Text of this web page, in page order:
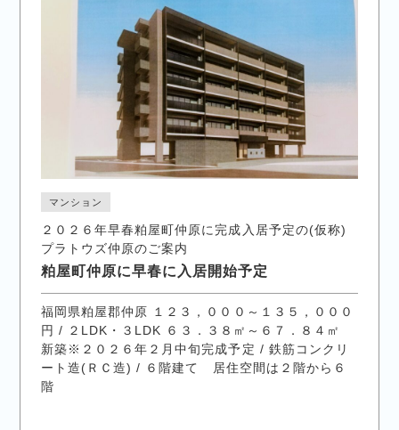
マンション
２０２６年早春粕屋町仲原に完成入居予定の(仮称)
プラトウズ仲原のご案内
粕屋町仲原に早春に入居開始予定
福岡県粕屋郡仲原 １２３，０００～１３５，０００
円 / ２LDK・３LDK ６３．３８㎡～６７．８４㎡
新築※２０２６年２月中旬完成予定 / 鉄筋コンクリ
ート造(ＲＣ造) / ６階建て 居住空間は２階から６
階